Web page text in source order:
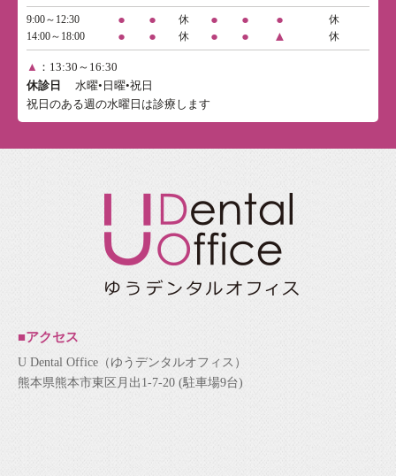
9:00～12:30 ● ● 休 ● ● ●
休
14:00～18:00
● ● 休 ● ● ▲ 休
▲ ：13:30～16:30
休診日
水曜•日曜•祝日
祝日のある週の水曜日は診療します
■アクセス
U Dental Office（ゆうデンタルオフィス）
熊本県熊本市東区月出1-7-20 (駐車場9台)